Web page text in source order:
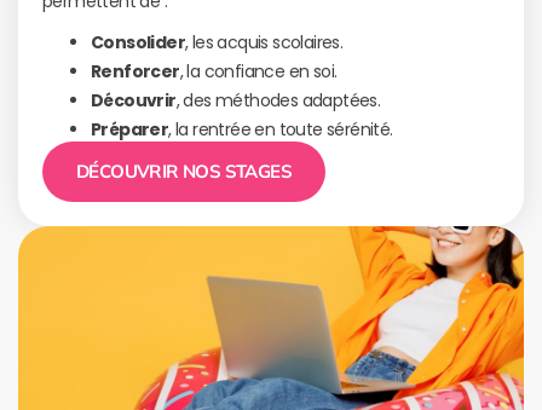
Consolider, les acquis scolaires.
Renforcer, la confiance en soi.
Découvrir, des méthodes adaptées.
Préparer, la rentrée en toute sérénité.
DÉCOUVRIR NOS STAGES